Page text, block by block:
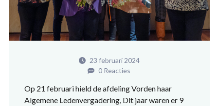
23 februari 2024
0 Reacties
Op 21 februari hield de afdeling Vorden haar
Algemene Ledenvergadering, Dit jaar waren er 9